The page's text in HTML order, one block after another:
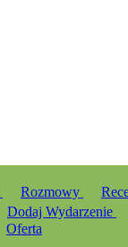
Rozmowy
Dodaj Wydarzenie
Oferta